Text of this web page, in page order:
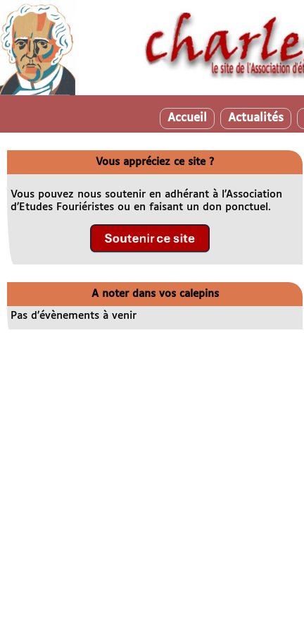
Accueil Actualités
Vous appréciez ce site ?
Vous pouvez nous soutenir en adhérant à l’Association
d’Etudes Fouriéristes ou en faisant un don ponctuel.
A noter dans vos calepins
Pas d’évènements à venir